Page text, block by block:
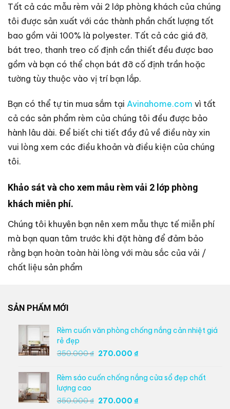
Tất cả các mẫu rèm vải 2 lớp phòng khách của chúng
tôi được sản xuất với các thành phần chất lượng tốt
bao gồm vải 100% là polyester. Tất cả các giá đỡ,
bát treo, thanh treo cố định cần thiết đều được bao
gồm và bạn có thể chọn bát đỡ cố định trần hoặc
tường tùy thuộc vào vị trí bạn lắp.
Bạn có thể tự tin mua sắm tại Avinahome.com vì tất
cả các sản phẩm rèm của chúng tôi đều được bảo
hành lâu dài. Để biết chi tiết đầy đủ về điều này xin
vui lòng xem các điều khoản và điều kiện của chúng
tôi.
Khảo sát và cho xem mẫu rèm vải 2 lớp phòng
khách miễn phí.
Chúng tôi khuyên bạn nên xem mẫu thực tế miễn phí
mà bạn quan tâm trước khi đặt hàng để đảm bảo
rằng bạn hoàn toàn hài lòng với màu sắc của vải /
chất liệu sản phẩm
SẢN PHẨM MỚI
Rèm cuốn văn phòng chống nắng cản nhiệt giá
rẻ đẹp
350.000₫ Giá
là:
350.000 ₫.
270.000 ₫Giá
tại
là:
270.000 ₫.
Rèm sáo cuốn chống nắng cửa sổ đẹp chất
lượng cao
350.000₫ Giá
270.000 ₫Giá